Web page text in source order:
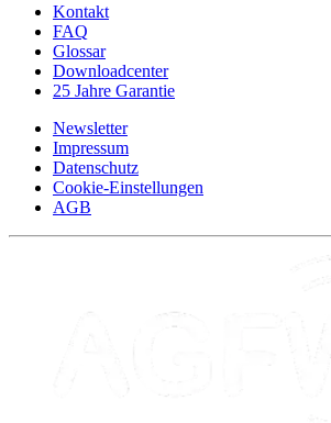
Kontakt
FAQ
Glossar
Downloadcenter
25 Jahre Garantie
Newsletter
Impressum
Datenschutz
Cookie-Einstellungen
AGB